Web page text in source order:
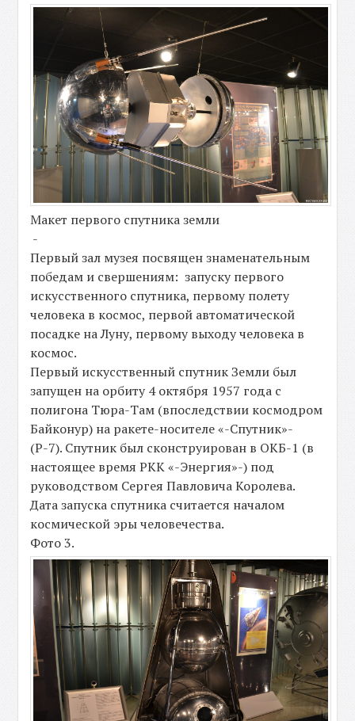
Макет первого спутника земли
-
Первый зал музея посвящен знаменательным
победам и свершениям: запуску первого
искусственного спутника, первому полету
человека в космос, первой автоматической
посадке на Луну, первому выходу человека в
космос.
Первый искусственный спутник Земли был
запущен на орбиту 4 октября 1957 года с
полигона Тюра-Там (впоследствии космодром
Байконур) на ракете-носителе «-Спутник»-
(Р-7). Спутник был сконструирован в ОКБ-1 (в
настоящее время РКК «-Энергия»-) под
руководством Сергея Павловича Королева.
Дата запуска спутника считается началом
космической эры человечества.
Фото 3.